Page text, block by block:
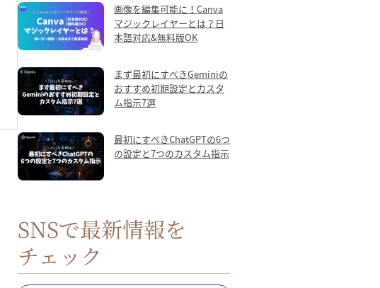
画像を編集可能に！Canva
マジックレイヤーとは？日
本語対応&無料版OK
まず最初にすべきGeminiの
おすすめ初期設定とカスタ
ム指示7選
最初にすべきChatGPTの6つ
の設定と7つのカスタム指示
SNSで最新情報を
チェック